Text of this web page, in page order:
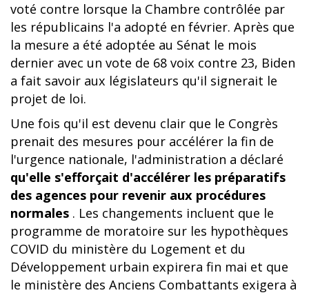
voté contre lorsque la Chambre contrôlée par
les républicains l'a adopté en février. Après que
la mesure a été adoptée au Sénat le mois
dernier avec un vote de 68 voix contre 23, Biden
a fait savoir aux législateurs qu'il signerait le
projet de loi.
Une fois qu'il est devenu clair que le Congrès
prenait des mesures pour accélérer la fin de
l'urgence nationale, l'administration a déclaré
qu'elle s'efforçait d'accélérer les préparatifs
des agences pour revenir aux procédures
normales . Les changements incluent que le
programme de moratoire sur les hypothèques
COVID du ministère du Logement et du
Développement urbain expirera fin mai et que
le ministère des Anciens Combattants exigera à